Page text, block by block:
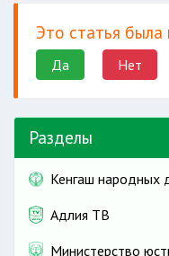
Это статья была
Да Нет
Разделы
Кенгаш народных
Адлия ТВ
Министерство